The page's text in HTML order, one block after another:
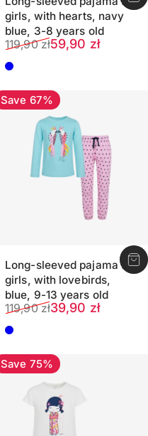
girls, with hearts, navy
blue, 3-8 years old
Sale price59,90 zł
Regular price
119,90 zł
Dark blue
Save 67%
Long-sleeved pajama for
girls, with lovebirds,
blue, 9-13 years old
Sale price39,90 zł
Regular price
119,90 zł
Light blue
Save 75%